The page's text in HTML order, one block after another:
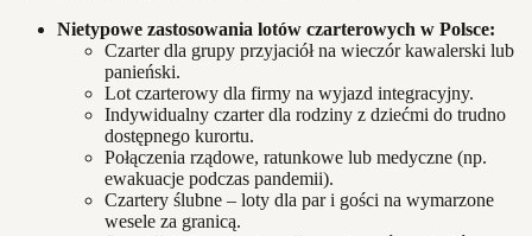
Nietypowe zastosowania lotów czarterowych w Polsce:
Czarter dla grupy przyjaciół na wieczór kawalerski lub
panieński.
Lot czarterowy dla firmy na wyjazd integracyjny.
Indywidualny czarter dla rodziny z dziećmi do trudno
dostępnego kurortu.
Połączenia rządowe, ratunkowe lub medyczne (np.
ewakuacje podczas pandemii).
Czartery ślubne – loty dla par i gości na wymarzone
wesele za granicą.